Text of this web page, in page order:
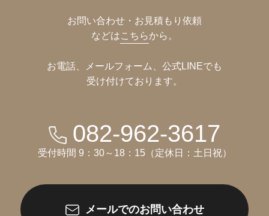
お問い合わせ・お見積もり依頼
などはこちらから。
お電話、メールフォーム、公式LINEでも
受け付けております。
082-962-3617
受付時間 9：30～18：15（定休日：土日祝）
メールでのお問い合わせ